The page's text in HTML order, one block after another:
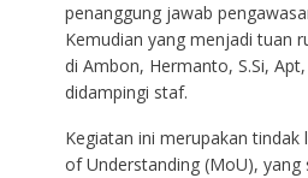
penanggung jawab
Kemudian yang menjadi tuan
di Ambon, Hermanto, S.Si,
didampingi staf.
Kegiatan ini merupakan
of Understanding (MoU), yang